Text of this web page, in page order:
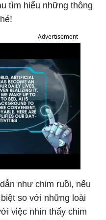
tìm hiểu những thông
Advertisement
như chim ruồi, nếu
so với những loài
việc nhìn thấy chim